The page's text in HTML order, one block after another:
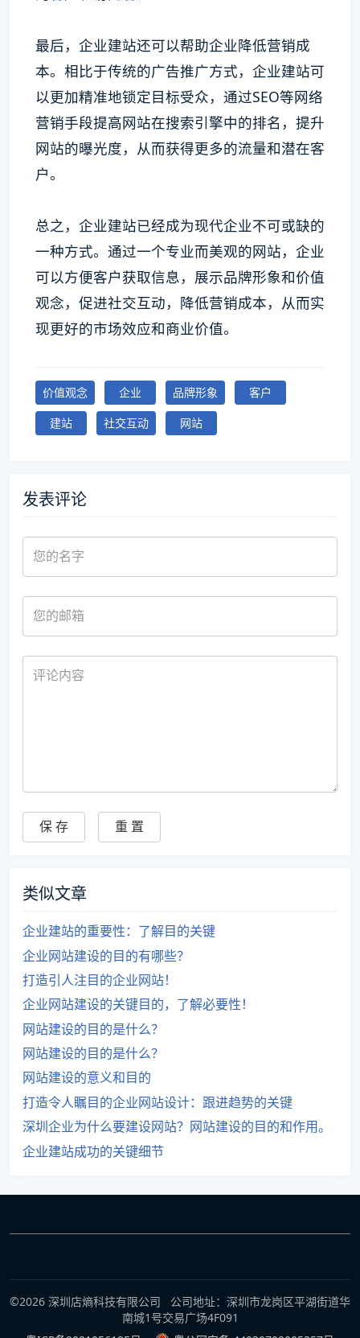
最后，企业建站还可以帮助企业降低营销成
本。相比于传统的广告推广方式，企业建站可
以更加精准地锁定目标受众，通过SEO等网络
营销手段提高网站在搜索引擎中的排名，提升
网站的曝光度，从而获得更多的流量和潜在客
户。
总之，企业建站已经成为现代企业不可或缺的
一种方式。通过一个专业而美观的网站，企业
可以方便客户获取信息，展示品牌形象和价值
观念，促进社交互动，降低营销成本，从而实
现更好的市场效应和商业价值。
价值观念 企业 品牌形象
客户
建站
社交互动 网站
发表评论
类似文章
企业建站的重要性：了解目的关键
企业网站建设的目的有哪些？
打造引人注目的企业网站！
企业网站建设的关键目的，了解必要性！
网站建设的目的是什么？
网站建设的目的是什么？
网站建设的意义和目的
打造令人瞩目的企业网站设计：跟进趋势的关键
深圳企业为什么要建设网站？网站建设的目的和作用。
企业建站成功的关键细节
©2026 深圳店熵科技有限公司 公司地址：深圳市龙岗区平湖街道华
南城1号交易广场4F091